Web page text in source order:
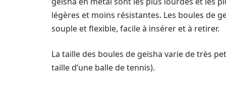
légères et moins résistantes. Les boules de
souple et flexible, facile à insérer et à retirer.
La taille des boules de geisha varie de très
taille d’une balle de tennis).